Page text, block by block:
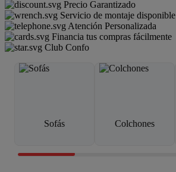
Precio Garantizado
Servicio de montaje disponible
Atención Personalizada
Financia tus compras fácilmente
Club Confo
Sofás Colchones